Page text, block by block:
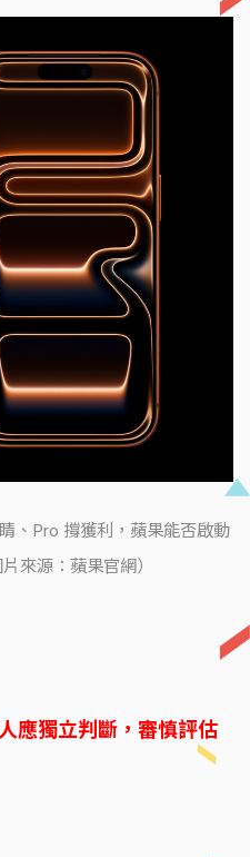
、Pro 撐獲利，蘋果能否啟動
來源：蘋果官網）
應獨立判斷，審慎評估